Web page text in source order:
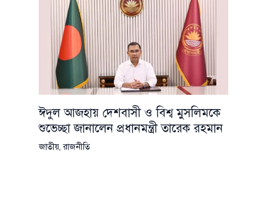
ঈদুল আজহায় দেশবাসী ও বিশ্ব মুসলিমকে
শুভেচ্ছা জানালেন প্রধানমন্ত্রী তারেক রহমান
জাতীয়,রাজনীতি